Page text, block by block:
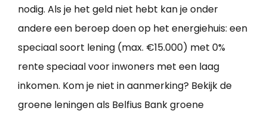
nodig. Als je het geld niet hebt kan je onder
andere een beroep doen op het energiehuis: een
speciaal soort lening (max. €15.000) met 0%
rente speciaal voor inwoners met een laag
inkomen. Kom je niet in aanmerking? Bekijk de
groene leningen als Belfius Bank groene